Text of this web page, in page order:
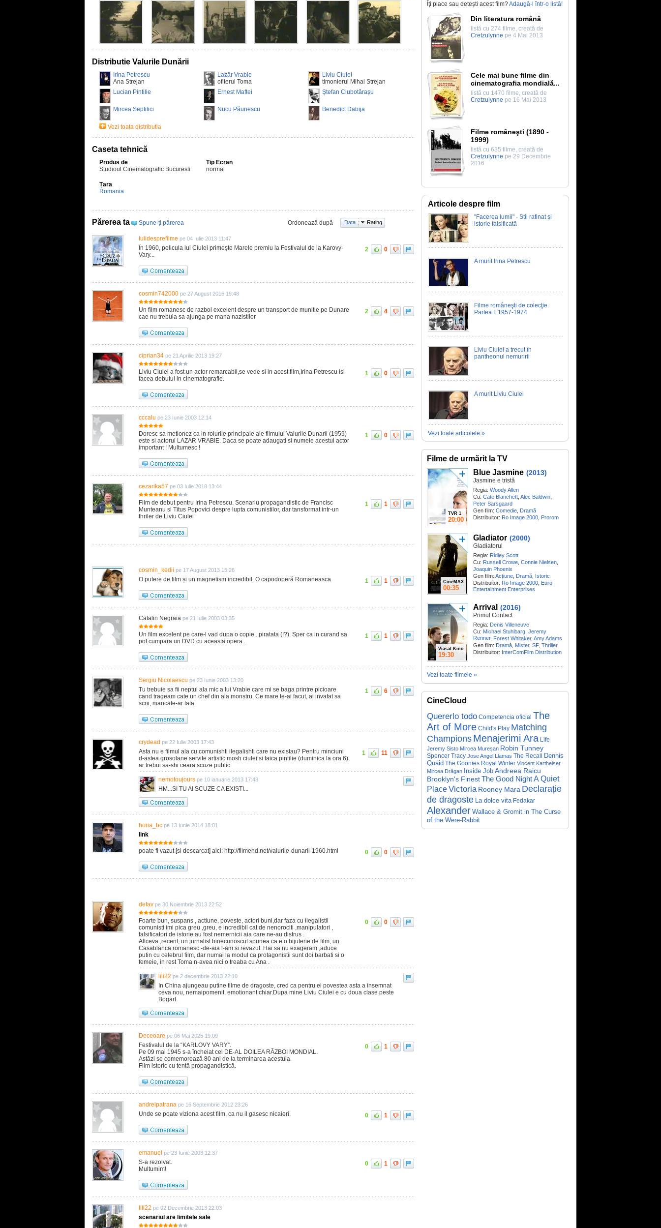
Distributie Valurile Dunării
Irina Petrescu
Ana Strejan
Lazăr Vrabie
ofiterul Toma
Liviu Ciulei
timonierul Mihai Strejan
Lucian Pintilie
Ernest Maftei Ștefan Ciubotărașu
Mircea Septilici Nucu Păunescu Benedict Dabija
Vezi toata distributia
Caseta tehnică
Produs de
Studioul Cinematografic Bucuresti
Tip Ecran
normal
Țara
Romania
Părerea ta Spune-ţi părerea Ordonează după Data Rating
Iulidesprefilme pe 04 Iulie 2013 11:47
În 1960, pelicula lui Ciulei primeşte Marele premiu la Festivalul de la Karovy-
Vary...
2 0
cosmin742000 pe 27 August 2016 19:48
Un film romanesc de razboi excelent despre un transport de munitie pe Dunare
cae nu trebuia sa ajunga pe mana nazistilor
2 4
ciprian34 pe 21 Aprilie 2013 19:27
Liviu Ciulei a fost un actor remarcabil,se vede si in acest film,Irina Petrescu isi
facea debutul in cinematografie.
1 0
cccalu pe 23 Iunie 2003 12:14
Doresc sa metionez ca in rolurile principale ale filmului Valurile Dunarii (1959)
este si actorul LAZAR VRABIE. Daca se poate adaugati si numele acestui actor
important ! Multumesc !
1 0
cezarika57 pe 03 Iulie 2018 13:44
Film de debut pentru Irina Petrescu. Scenariu propagandistic de Francisc
Munteanu si Titus Popovici despre lupta comunistilor, dar tansformat intr-un
thriler de Liviu Ciulei
1 1
cosmin_kedii pe 17 August 2013 15:26
O putere de film și un magnetism incredibil. O capodoperă Romaneasca 1 1
Catalin Negraia pe 21 Iulie 2003 03:35
Un film excelent pe care-l vad dupa o copie...piratata (!?). Sper ca in curand sa
pot cumpara un DVD cu aceasta opera...
1 1
Sergiu Nicolaescu pe 23 Iunie 2003 13:20
Tu trebuie sa fii neptul ala mic a lui Vrabie care mi se baga printre picioare
cand trageam cate un chef din ala monstru. Ce mare te-ai facut, ai invatat sa
scrii, mancate-ar tata.
1 6
crydead pe 22 Iulie 2003 17:43
Asta nu e filmul ala cu comunishti ilegalishti care nu existau? Pentru minciuni
d-astea grosolane servite artistic mosh ciulei si taica pintilie (duminica la ora 6)
ar trebui sa-shi ceara scuze public.
1 11
nemotoujours pe 10 ianuarie 2013 17:48
HM...SI TU AI SCUZE CA EXISTI...
horia_bc pe 13 Iunie 2014 18:01
link
poate fi vazut [si descarcat] aici: http://filmehd.net/valurile-dunarii-1960.html 0 0
defav pe 30 Noiembrie 2013 22:52
Foarte bun, suspans , actiune, poveste, actori buni,dar faza cu ilegalistii
comunisti imi pica greu ,greu, e incredibil cat de nenorociti ,manipulatori ,
falsificatori de istorie au fost nemernicii aia care ne-au distrus .
Altceva ,recent, un jurnalist binecunoscut spunea ca e o bijuterie de film, un
Casablanca romanesc -de-aia l-am si revazut. Hai sa nu exageram ,aduce
putin cu celebrul film, dar numai la modul ca protagonistii sunt doi barbati si o
femeie, in rest Toma n-avea nici o treaba cu Ana .
0 0
lili22 pe 2 decembrie 2013 22:10
In China ajungeau putine filme de dragoste, cred ca pentru ei povestea asta a insemnat
ceva nou, nemaipomenit, emotionant chiar.Dupa mine Liviu Ciulei e cu doua clase peste
Bogart.
Deceoare pe 06 Mai 2025 19:09
Festivalul de la “KARLOVY VARY”.
Pe 09 mai 1945 s-a încheiat cel DE-AL DOILEA RĂZBOI MONDIAL.
Astăzi se comemorează 80 ani de la terminarea acestuia.
Film istoric cu tentă propagandistică.
0 1
andreipatrana pe 16 Septembrie 2012 23:26
Unde se poate viziona acest film, ca nu il gasesc nicaieri. 0 1
emanuel pe 23 Iunie 2003 12:37
S-a rezolvat.
Multumim!
0 1
lili22 pe 02 Decembrie 2013 22:03
scenariul are limitele sale
Îţi place sau deteşti acest film?Adaugă-l într-o listă!
Din literatura română
listă cu 274 filme, creată de
Cretzulynne pe 4 Mai 2013
Cele mai bune filme din
cinematografia mondială...
listă cu 1470 filme, creată de
Cretzulynne pe 16 Mai 2013
Filme româneşti (1890 -
1999)
listă cu 635 filme, creată de
Cretzulynne pe 29 Decembrie
2016
Articole despre film
"Facerea lumii" - Stil rafinat şi
istorie falsificată
A murit Irina Petrescu
Filme româneşti de colecţie.
Partea I: 1957-1974
Liviu Ciulei a trecut în
pantheonul nemuririi
A murit Liviu Ciulei
Vezi toate articolele »
Filme de urmărit la TV
TVR 1
20:00
Blue Jasmine (2013)
Jasmine e tristă
Regia: Woody Allen
Cu: Cate Blanchett Alec Baldwin
Peter Sarsgaard
Gen film: Comedie Dramă
Distribuitor: Ro Image 2000 Prorom
CineMAX
00:35
Gladiator (2000)
Gladiatorul
Regia: Ridley Scott
Cu: Russell Crowe Connie Nielsen
Joaquin Phoenix
Gen film: Acţiune Dramă Istoric
Distribuitor: Ro Image 2000 Euro
Entertainment Enterprises
Viasat Kino
19:30
Arrival (2016)
Primul Contact
Regia: Denis Villeneuve
Cu: Michael Stuhlbarg Jeremy
Renner, Forest Whitaker, Amy Adams
Gen film: Dramă Mister, SF, Thriller
Distribuitor: InterComFilm Distribution
Vezi toate filmele »
CineCloud
Quererlo todo Competencia oficial The
Art of More Child's Play Matching
ChampionsMenajerimi Ara Life
Jeremy Sisto Mircea Mureșan Robin Tunney
Spencer Tracy Jose Angel Llamas The Recall
Dennis
Quaid The Goonies Royal Winter Vincent Kartheiser
Mircea Drăgan Inside Job Andreea Raicu
Brooklyn's FinestThe Good NightA Quiet
PlaceVictoria Rooney Mara Declarație
de dragoste La dolce vita Fedakar
Alexander Wallace & Gromit in The Curse
of the Were-Rabbit